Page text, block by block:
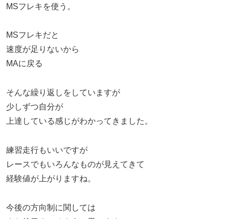
MSフレキを使う。
MSフレキだと
速度が足りないから
MAに戻る
そんな繰り返しをしていますが
少しずつ自分が
上達している感じがわかってきました。
練習走行もいいですが
レースでもいろんなものが見えてきて
経験値が上がりますね。
今後の方向制に関しては